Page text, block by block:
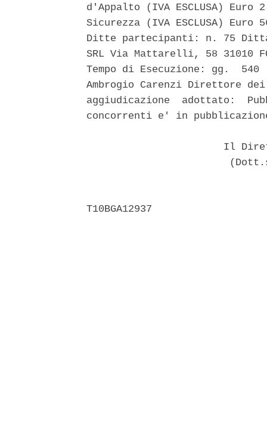
d'Appalto (IVA ESCLUSA)
Sicurezza (IVA ESCLUSA)
Ditte partecipanti: n. 75 Ditta
SRL Via Mattarelli, 58 31010
Tempo di Esecuzione: gg.
Ambrogio Carenzi Direttore
aggiudicazione  adottato:
concorrenti e' in
Il